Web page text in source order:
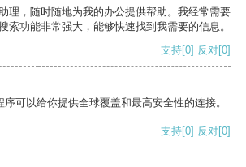
理，随时随地为我的办公提供帮助。我经常需要
索功能非常强大，能够快速找到我需要的信息。
支持[0] 反对[0]
可以给你提供全球覆盖和最高安全性的连接。
支持[0] 反对[0]